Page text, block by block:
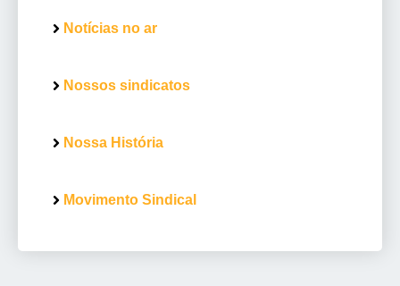
Notícias no ar
Nossos sindicatos
Nossa História
Movimento Sindical